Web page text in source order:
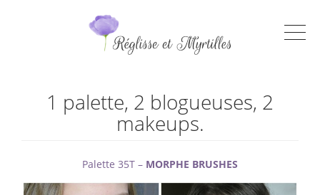
1 palette, 2 blogueuses, 2
makeups.
Palette 35T – MORPHE BRUSHES